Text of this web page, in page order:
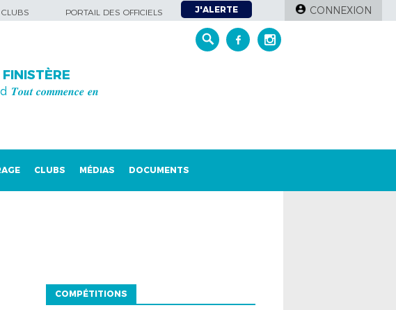
PORTAIL DES OFFICIELS J'ALERTE CONNEXION
𝒄𝒐𝒎𝒎𝒆𝒏𝒄𝒆 𝒆𝒏
CLUBS MÉDIAS DOCUMENTS
COMPÉTITIONS